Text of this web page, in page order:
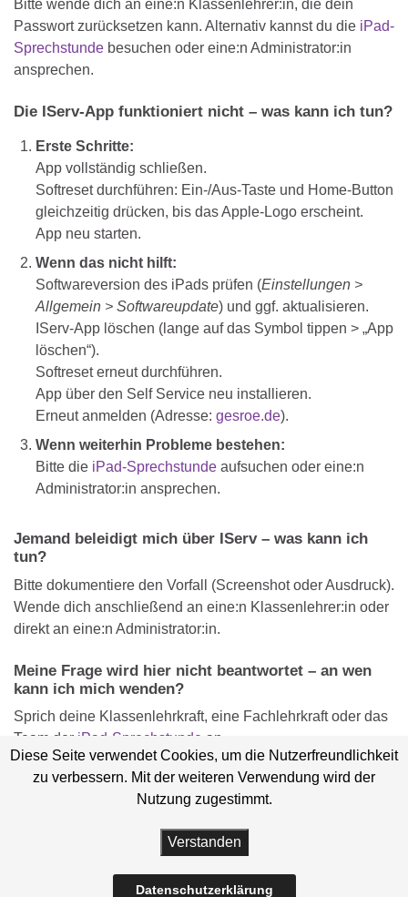
Bitte wende dich an eine:n Klassenlehrer:in, die dein
Passwort zurücksetzen kann. Alternativ kannst du die iPad-
Sprechstunde besuchen oder eine:n Administrator:in
ansprechen.
Die IServ-App funktioniert nicht – was kann ich tun?
Erste Schritte:
App vollständig schließen.
Softreset durchführen: Ein-/Aus-Taste und Home-Button
gleichzeitig drücken, bis das Apple-Logo erscheint.
App neu starten.
Wenn das nicht hilft:
Softwareversion des iPads prüfen (Einstellungen >
Allgemein > Softwareupdate) und ggf. aktualisieren.
IServ-App löschen (lange auf das Symbol tippen > „App
löschen“).
Softreset erneut durchführen.
App über den Self Service neu installieren.
Erneut anmelden (Adresse: gesroe.de).
Wenn weiterhin Probleme bestehen:
Bitte die iPad-Sprechstunde aufsuchen oder eine:n
Administrator:in ansprechen.
Jemand beleidigt mich über IServ – was kann ich
tun?
Bitte dokumentiere den Vorfall (Screenshot oder Ausdruck).
Wende dich anschließend an eine:n Klassenlehrer:in oder
direkt an eine:n Administrator:in.
Meine Frage wird hier nicht beantwortet – an wen
kann ich mich wenden?
Sprich deine Klassenlehrkraft, eine Fachlehrkraft oder das
Team der iPad-Sprechstunde an.
Gemeinde Rödinghausen Impressum
© 2026 Gesamtschule Rödinghausen.
Graphene Themes.
Diese Seite verwendet Cookies, um die Nutzerfreundlichkeit
zu verbessern. Mit der weiteren Verwendung wird der
Nutzung zugestimmt.
Verstanden
Datenschutzerklärung